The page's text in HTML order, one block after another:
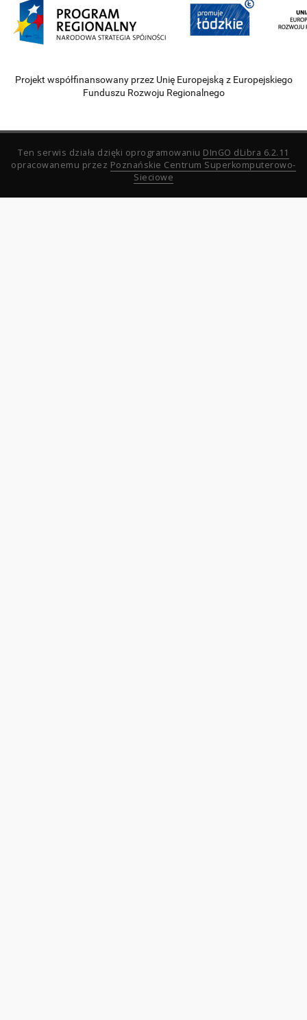
Projekt współfinansowany przez Unię Europejską z Europejskiego
Funduszu Rozwoju Regionalnego
Ten serwis działa dzięki oprogramowaniu DInGO dLibra 6.2.11
opracowanemu przez Poznańskie Centrum Superkomputerowo-
Sieciowe